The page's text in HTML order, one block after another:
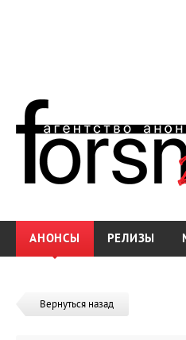
АНОНСЫ РЕЛИЗЫ
Вернуться назад